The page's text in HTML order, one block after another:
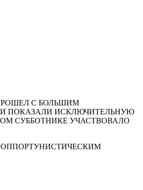
С БОЛЬШИМ
ПОКАЗАЛИ ИСКЛЮЧИТЕЛЬНУЮ
СУББОТНИКЕ УЧАСТВОВАЛО